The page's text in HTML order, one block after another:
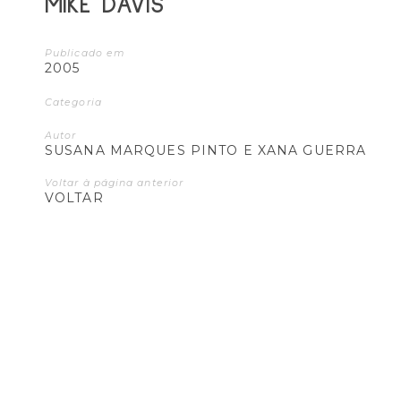
MIKE DAVIS
Publicado em
2005
Categoria
Autor
SUSANA MARQUES PINTO E XANA GUERRA
Voltar à página anterior
VOLTAR